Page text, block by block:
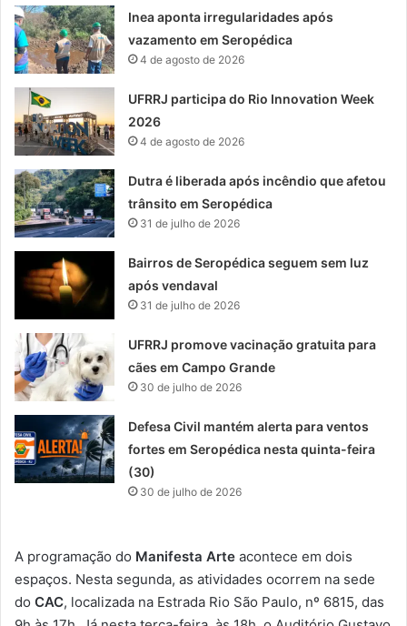
Inea aponta irregularidades após
vazamento em Seropédica
4 de agosto de 2026
UFRRJ participa do Rio Innovation Week
2026
4 de agosto de 2026
Dutra é liberada após incêndio que afetou
trânsito em Seropédica
31 de julho de 2026
Bairros de Seropédica seguem sem luz
após vendaval
31 de julho de 2026
UFRRJ promove vacinação gratuita para
cães em Campo Grande
30 de julho de 2026
Defesa Civil mantém alerta para ventos
fortes em Seropédica nesta quinta-feira
(30)
30 de julho de 2026
A programação do Manifesta Arte acontece em dois
espaços. Nesta segunda, as atividades ocorrem na sede
do CAC, localizada na Estrada Rio São Paulo, nº 6815, das